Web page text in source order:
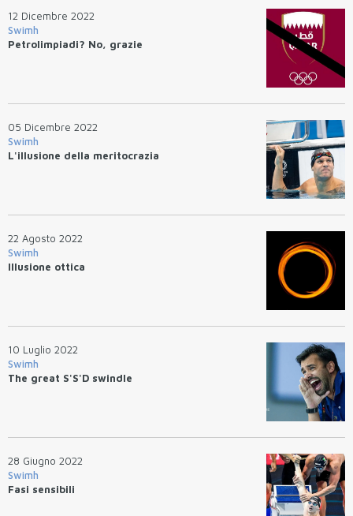
12 Dicembre 2022
Swimh
Petrolimpiadi? No, grazie
05 Dicembre 2022
Swimh
L'illusione della meritocrazia
22 Agosto 2022
Swimh
Illusione ottica
10 Luglio 2022
Swimh
The great S'S'D swindle
28 Giugno 2022
Swimh
Fasi sensibili